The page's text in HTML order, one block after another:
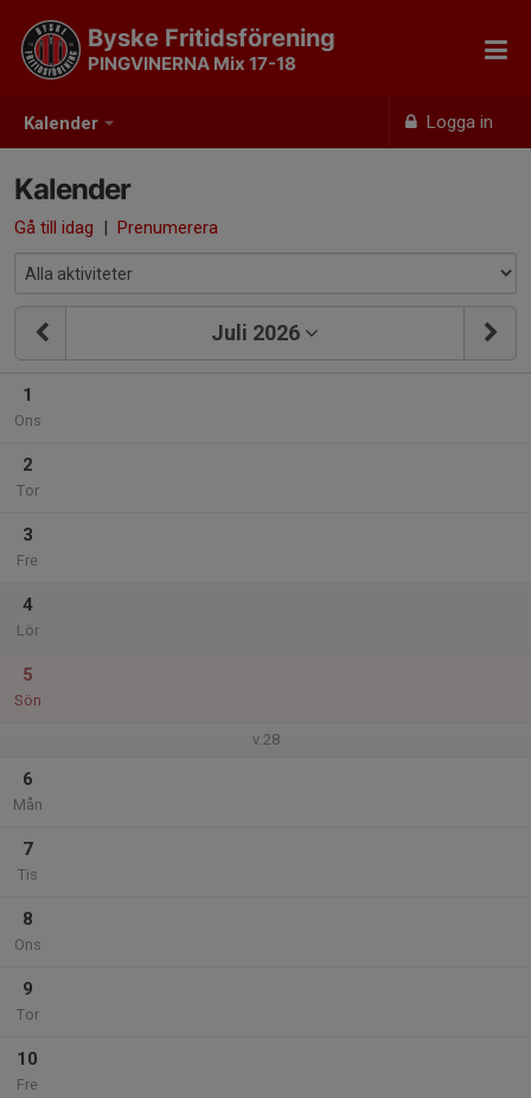
Kalender Logga in
Byske Fritidsförening
PINGVINERNA Mix 17-18
Kalender
Gå till idag | Prenumerera
Juli 2026
1
Ons
2
Tor
3
Fre
4
Lör
5
Sön
v.28
6
Mån
7
Tis
8
Ons
9
Tor
10
Fre